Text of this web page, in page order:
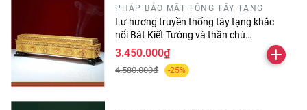
- 131 B ngõ 105/20 doãn kế thiện, mai dịch,
cầu giấy, hà nội - 0912110947 0387646113
PHÁP BẢO MẬT TÔNG TÂY TẠNG
Lư hương truyền thống tây tạng khắc
nổi Bát Kiết Tường và thần chú
Omanipadmehums dài 30 cm
3.450.000₫
4.580.000₫ -25%